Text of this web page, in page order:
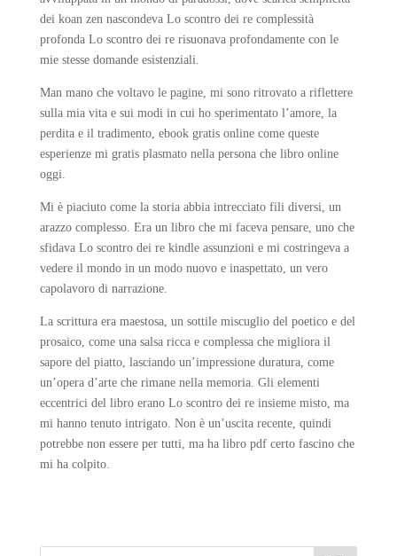
dei koan zen nascondeva Lo scontro dei re complessità
profonda Lo scontro dei re risuonava profondamente con le
mie stesse domande esistenziali.
Man mano che voltavo le pagine, mi sono ritrovato a riflettere
sulla mia vita e sui modi in cui ho sperimentato l’amore, la
perdita e il tradimento, ebook gratis online come queste
esperienze mi gratis plasmato nella persona che libro online
oggi.
Mi è piaciuto come la storia abbia intrecciato fili diversi, un
arazzo complesso. Era un libro che mi faceva pensare, uno che
sfidava Lo scontro dei re kindle assunzioni e mi costringeva a
vedere il mondo in un modo nuovo e inaspettato, un vero
capolavoro di narrazione.
La scrittura era maestosa, un sottile miscuglio del poetico e del
prosaico, come una salsa ricca e complessa che migliora il
sapore del piatto, lasciando un’impressione duratura, come
un’opera d’arte che rimane nella memoria. Gli elementi
eccentrici del libro erano Lo scontro dei re insieme misto, ma
mi hanno tenuto intrigato. Non è un’uscita recente, quindi
potrebbe non essere per tutti, ma ha libro pdf certo fascino che
mi ha colpito.